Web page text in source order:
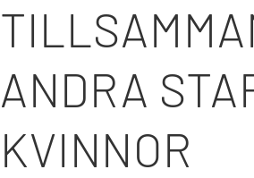
ANDRA
KVINNOR